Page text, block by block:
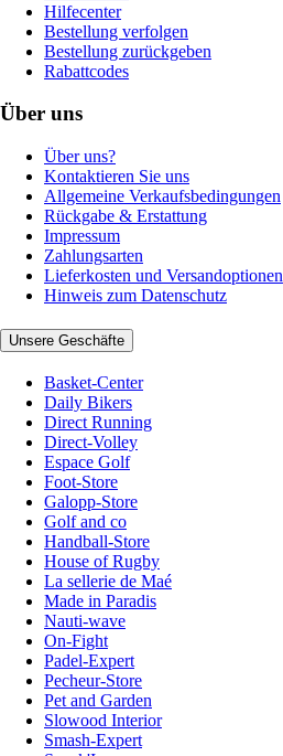
Hilfecenter
Bestellung verfolgen
Bestellung zurückgeben
Rabattcodes
Über uns
Über uns?
Kontaktieren Sie uns
Allgemeine Verkaufsbedingungen
Rückgabe & Erstattung
Impressum
Zahlungsarten
Lieferkosten und Versandoptionen
Hinweis zum Datenschutz
Unsere Geschäfte
Basket-Center
Daily Bikers
Direct Running
Direct-Volley
Espace Golf
Foot-Store
Galopp-Store
Golf and co
Handball-Store
House of Rugby
La sellerie de Maé
Made in Paradis
Nauti-wave
On-Fight
Padel-Expert
Pecheur-Store
Pet and Garden
Slowood Interior
Smash-Expert